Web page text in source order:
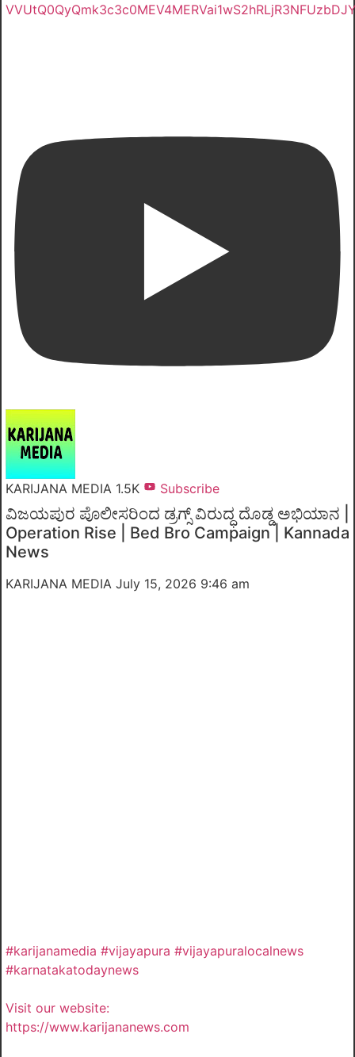
KARIJANA MEDIA 1.5K Subscribe
ವಿಜಯಪುರ ಪೊಲೀಸರಿಂದ ಡ್ರಗ್ಸ್ ವಿರುದ್ಧ ದೊಡ್ಡ ಅಭಿಯಾನ |
Operation Rise | Bed Bro Campaign | Kannada
News
KARIJANA MEDIA July 15, 2026 9:46 am
#karijanamedia #vijayapura #vijayapuralocalnews
#karnatakatodaynews
Visit our website:
https://www.karijananews.com